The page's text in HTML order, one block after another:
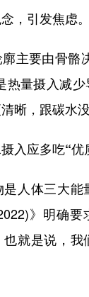
，引发焦虑。
要由骨骼决
热量摄入减少
晰，跟碳水
应多吃“优
体三大能
》明确要
也就是说，我